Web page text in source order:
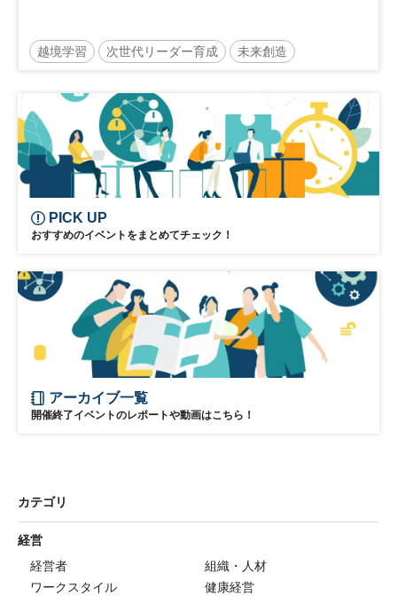
越境学習 次世代リーダー育成 未来創造
日経オンラインセミナー
PICK UP
おすすめのイベントをまとめてチェック！
アーカイブ一覧
開催終了イベントのレポートや動画はこちら！
カテゴリ
経営
経営者
組織・人材
ワークスタイル
健康経営